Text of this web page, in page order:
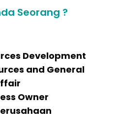
Seorang ?
Development
and General
Owner